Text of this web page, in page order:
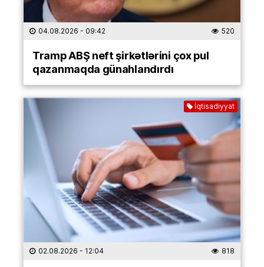
04.08.2026 - 09:42 520
Tramp ABŞ neft şirkətlərini çox pul
qazanmaqda günahlandırdı
İqtisadiyyat
02.08.2026 - 12:04 818